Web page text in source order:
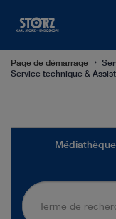
Page de démarrage
Service technique &
Médiathèque